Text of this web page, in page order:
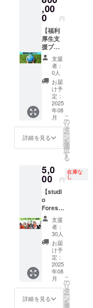
ださ
い。
-----------
-----------
--- ・有
効期
限：
2026年
3月末ま
で ・実
施場所
は名古
屋市名
東区藤
が丘で
す。実
施場所
までの
は支援
者でご
ださ
い。
ない ・
相談で
きる相
手がい
ない or
周りに
話して
も分
かって
もらえ
ない ・
赤ちゃ
んとの
生活に
追わ
分のこ
とを後
る ・将
来のた
めに、
今の自
分を大
切にし
たい 詳
細 所要
時間：
60分
（オン
ライン
or対面
選べま
す） 実
期：ク
zoomを
使用し
ます。
オフ
ライン
の場
合：実
施場所
は名古
屋市名
東区藤
が丘で
す。実
施場所
までの
交通費
は支援
い。
座、企
業での
従業員
研修、
地域サ
ロンで
の開催
など、
アイデ
ア次第
で自由
にご活
用いた
だけま
す。 あ
なたの
大切な
心”と“
知恵”を
届けて
みませ
んか？ -
-----------
-----------
-----------
-----------
-----------
-----------
------ ・
有効期
限：
2026年
3月末ま
で ・実
は、地
域の
方々と
のリア
ルな接
点を持
ち、社
会的価
値を育
む絶好
の機会
にもな
りま
す。 10
年後
の“安心
して子
どもを
産み育
る社
会”の実
現のた
め そん
な未来
を一緒
につく
るパー
トナー
とし
て、ぜ
ひ力を
お貸し
くださ
い。 ※
このリ
ターン
域とつ
なが
り、人
を支え
る社会
づくり
の一端
を担っ
ていた
だけま
す。 ま
た、Via
ステー
ション
で講座
やセミ
ナーを
ご希望
の企
体様
は、地
域の
方々と
のリア
ルな接
点を持
ち、社
会的価
値を育
む絶好
の機会
にもな
りま
す。 10
年後
の“安心
様々な
プログ
ラムを
ご用意
してい
ます。
・年数
回の出
張講座
（遠方
の場合
はオン
ライン
対応）
・テー
マは事
前相談
にてカ
スタマ
能
（例：
更年
期・育
休復帰
支援・
ストレ
スケア
等） ・
全社・
部門単
位・女
性向
け・男
性向け
など柔
軟に対
ンで
は、VIA
コン
シェル
ジュな
どの有
資格ス
タッフ
が御社
に伺
い、社
員の健
康を支
える講
座を実
施いた
しま
す。 ご
希望に
て、
様々な
プログ
ラムを
ご用意
してい
ます。
・年数
回の出
張講座
・テー
マは事
前相談
にてカ
スタマ
イズ可
能
,00
0 円
【福利
厚生支
援プラ
ン】 社
員の健
康が、
企業の
未来を
つくる
“働く
人”の心
と体が
整え
ば、企
業も強
くな
のプラ
ンで
は、VIA
コン
シェル
ジュな
どの有
資格ス
タッフ
が御社
に伺
い、社
員の健
康を支
える講
座を実
施いた
支援
者：
0人
お届
け予
定：
2025
年08
月
詳細を見る
こ
の
リ
タ
ー
ン
を
選
択
す
る
5,0
00 円
在庫な
し
【studi
o
Forest
park
レッス
ンチ
ケット
１枚付
応援プ
ラン】
自分の
心と体
に、
ちょっ
といい
支援
者：
30人
お届
け予
定：
2025
年08
月
詳細を見る
こ
の
リ
タ
ー
ン
を